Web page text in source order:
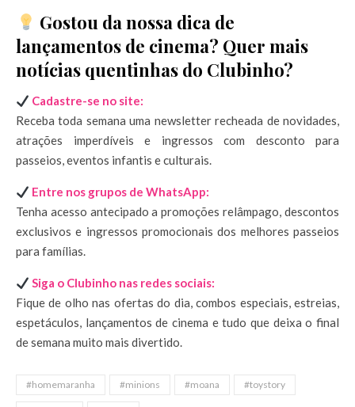
Gostou da nossa dica de
lançamentos de cinema? Quer mais
notícias quentinhas do Clubinho?
Cadastre-se no site:
Receba toda semana uma newsletter recheada de novidades,
atrações imperdíveis e ingressos com desconto para
passeios, eventos infantis e culturais.
Entre nos grupos de WhatsApp:
Tenha acesso antecipado a promoções relâmpago, descontos
exclusivos e ingressos promocionais dos melhores passeios
para famílias.
Siga o Clubinho nas redes sociais:
Fique de olho nas ofertas do dia, combos especiais, estreias,
espetáculos, lançamentos de cinema e tudo que deixa o final
de semana muito mais divertido.
#homemaranha #minions #moana #toystory